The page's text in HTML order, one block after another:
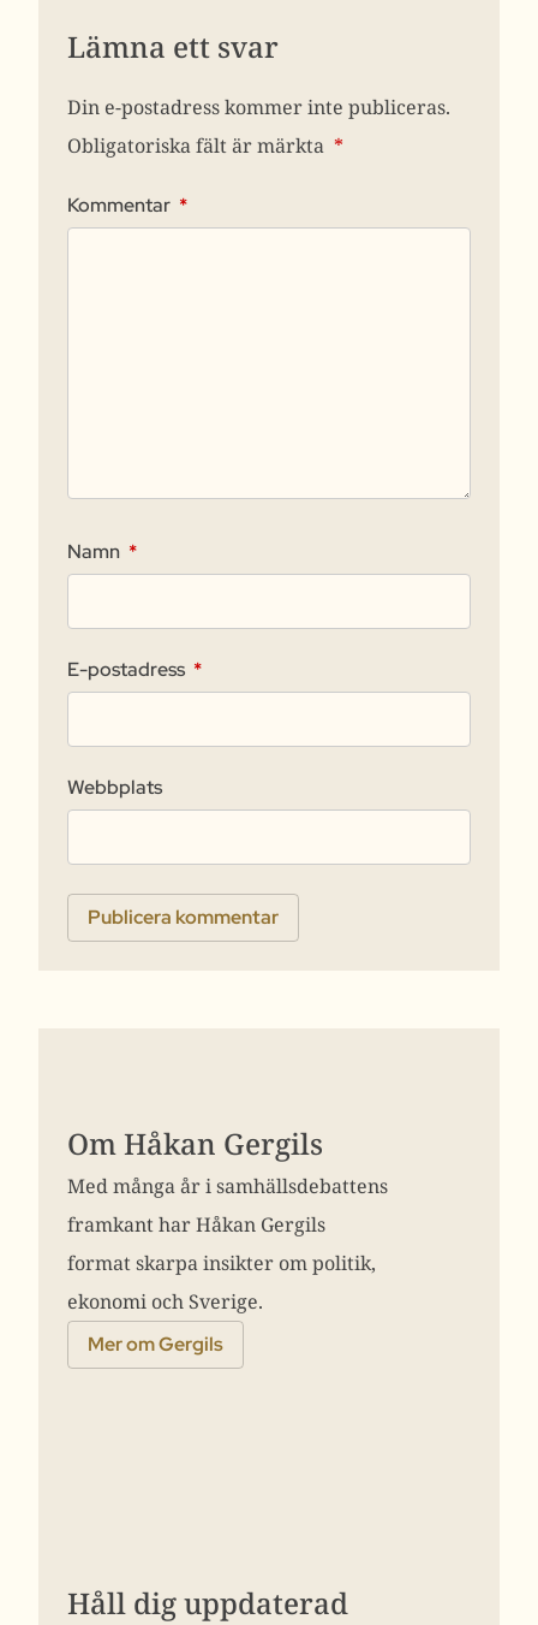
Lämna ett svar
Din e-postadress kommer inte publiceras.
Obligatoriska fält är märkta *
Kommentar *
Namn *
E-postadress *
Webbplats
Om Håkan Gergils
Med många år i samhällsdebattens
framkant har Håkan Gergils
format skarpa insikter om politik,
ekonomi och Sverige.
Mer om Gergils
Håll dig uppdaterad